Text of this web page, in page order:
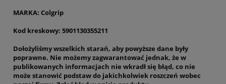
MARKA: Colgrip
Kod kreskowy: 5901130355211
Dołożyliśmy wszelkich starań, aby powyższe dane były
poprawne. Nie możemy zagwarantować jednak, że w
publikowanych informacjach nie wkradł się błąd, co nie
może stanowić podstaw do jakichkolwiek roszczeń wobec